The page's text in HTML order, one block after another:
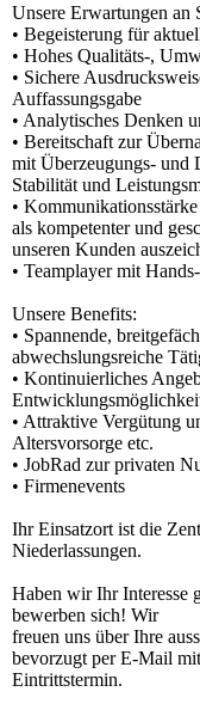
Unsere Erwartungen an
• Begeisterung für
• Hohes Qualitäts-,
• Sichere
Auffassungsgabe
• Analytisches Denken
• Bereitschaft zur
mit Überzeugungs- und
Stabilität und
•
als kompetenter und
unseren Kunden
• Teamplayer mit
Unsere Benefits:
• Spannende,
abwechslungsreiche
• Kontinuierliches
• Attraktive Vergütung
Altersvorsorge etc.
• JobRad zur privaten
• Firmenevents
Ihr Einsatzort ist die
Niederlassungen.
Haben wir Ihr Interesse
bewerben sich! Wir
freuen uns über Ihre
bevorzugt per E-Mail
Eintrittstermin.